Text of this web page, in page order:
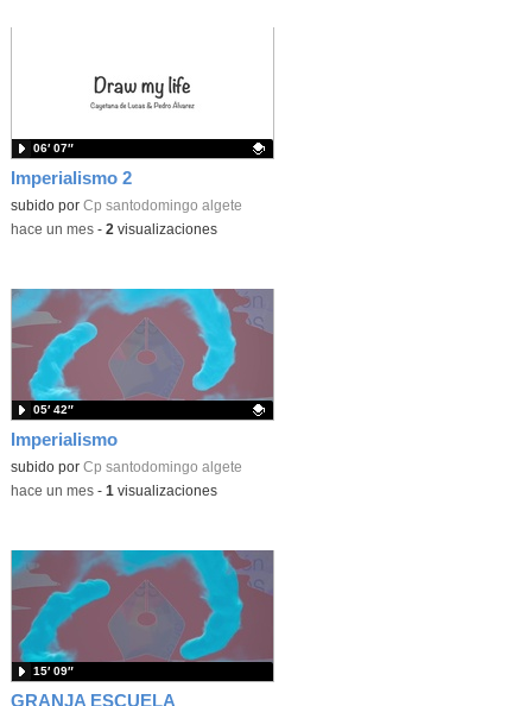
Imperialismo 2
Contenido educativo.
subido por Cp santodomingo algete
06′ 07″
-hace un mes- 2 visualizaciones
Imperialismo
Contenido educativo.
subido por Cp santodomingo algete
05′ 42″
-hace un mes- 1 visualizaciones
GRANJA ESCUELA
15′ 09″